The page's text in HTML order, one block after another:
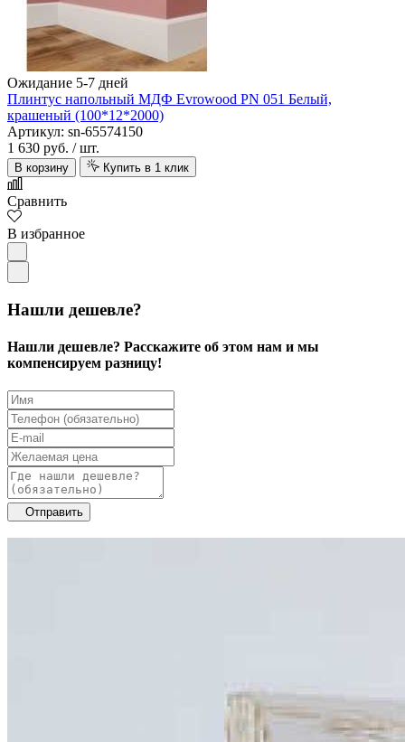
Ожидание 5-7 дней
Плинтус напольный МДФ Evrowood PN 051 Белый,
крашеный (100*12*2000)
Артикул: sn-65574150
1 630 руб. / шт.
В корзину Купить в 1 клик
Сравнить
В избранное
Нашли дешевле?
Нашли дешевле? Расскажите об этом нам и мы
компенсируем разницу!
Отправить